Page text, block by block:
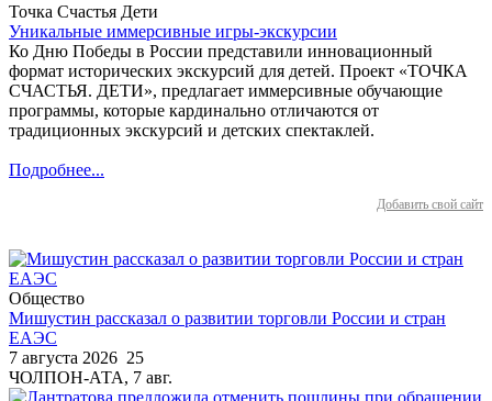
Точка Счастья Дети
Уникальные иммерсивные игры-экскурсии
Ко Дню Победы в России представили инновационный
формат исторических экскурсий для детей. Проект «ТОЧКА
СЧАСТЬЯ. ДЕТИ», предлагает иммерсивные обучающие
программы, которые кардинально отличаются от
традиционных экскурсий и детских спектаклей.
Подробнее...
Добавить свой сайт
Общество
Мишустин рассказал о развитии торговли России и стран
ЕАЭС
7 августа 2026 25
ЧОЛПОН-АТА, 7 авг.